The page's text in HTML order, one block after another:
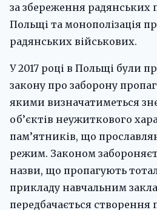
за збереження радянських
Польщі та монополізація
радянських військових.
У 2017 році в Польщі були
закону про заборону
якими визначатиметься
об’єктів неужиткового
пам’ятників, що
режим. Законом
назви, що пропагують
прикладу навчальним
передбачається створення